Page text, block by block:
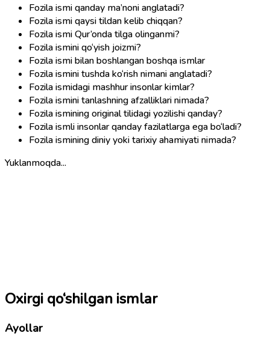
Fozila ismi qanday ma’noni anglatadi?
Fozila ismi qaysi tildan kelib chiqqan?
Fozila ismi Qur’onda tilga olinganmi?
Fozila ismini qo‘yish joizmi?
Fozila ismi bilan boshlangan boshqa ismlar
Fozila ismini tushda ko‘rish nimani anglatadi?
Fozila ismidagi mashhur insonlar kimlar?
Fozila ismini tanlashning afzalliklari nimada?
Fozila ismining original tilidagi yozilishi qanday?
Fozila ismli insonlar qanday fazilatlarga ega bo‘ladi?
Fozila ismining diniy yoki tarixiy ahamiyati nimada?
Yuklanmoqda...
Oxirgi qo‘shilgan ismlar
Ayollar